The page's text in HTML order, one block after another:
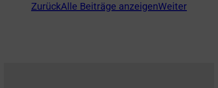
ZurückAlle Beiträge anzeigenWeiter